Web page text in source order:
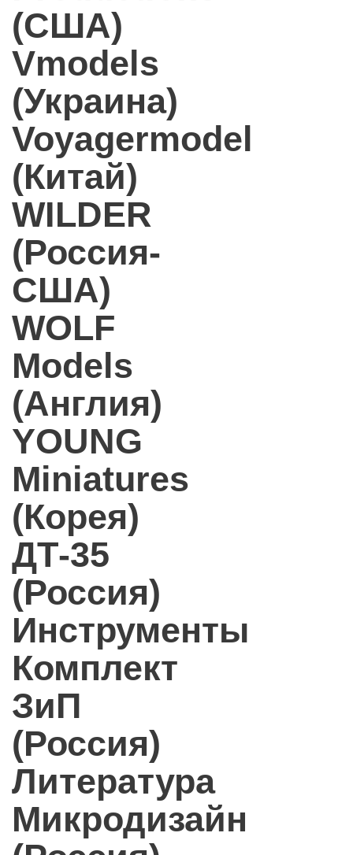
(США)
Vmodels
(Украина)
Voyagermodel
(Китай)
WILDER
(Россия-
США)
WOLF
Models
(Англия)
YOUNG
Miniatures
(Корея)
ДТ-35
(Россия)
Инструменты
Комплект
ЗиП
(Россия)
Литература
Микродизайн